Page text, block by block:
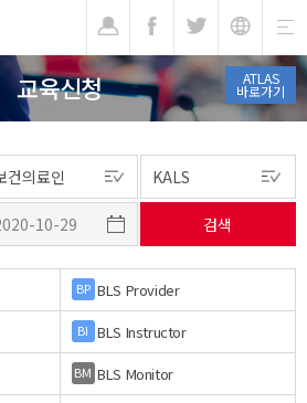
ATLAS
바로가기
교육신청
BP BLS Provider
BI BLS Instructor
BM BLS Monitor